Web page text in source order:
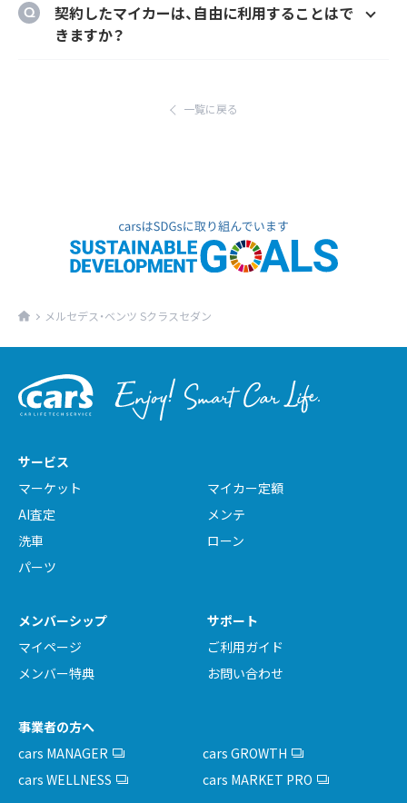
ます。
とができます。
ただし、輸入車リース（新車）の場合、納車場所
契約したマイカーは、自由に利用することはで
きますか？
一覧に戻る
メルセデス・ベンツ Sクラスセダン
サービス
マーケット
マイカー定額
AI査定
メンテ
洗車
ローン
パーツ
メンバーシップ
マイページ
メンバー特典
サポート
ご利用ガイド
お問い合わせ
事業者の方へ
cars MANAGER
cars GROWTH
cars WELLNESS
cars MARKET PRO